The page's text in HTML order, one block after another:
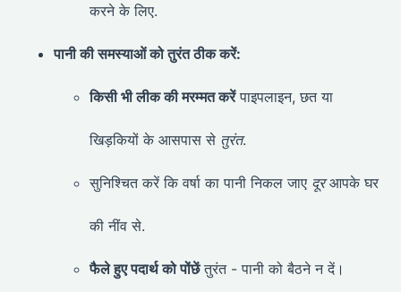
करने के लिए.
पानी की समस्याओं को तुरंत ठीक करें:
किसी भी लीक की मरम्मत करेंपाइपलाइन, छत या
खिड़कियों के आसपास से तुरंत.
सुनिश्चित करें कि वर्षा का पानी निकल जाए दूरआपके घर
की नींव से.
फैले हुए पदार्थ को पोंछेंतुरंत - पानी को बैठने न दें।